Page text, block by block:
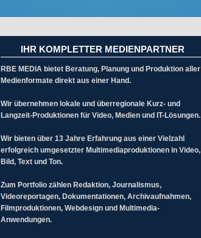
IHR KOMPLETTER MEDIENPARTNER
RBE MEDIA bietet Beratung, Planung und Produktion aller
Medienformate direkt aus einer Hand.
Wir übernehmen lokale und überregionale Kurz- und
Langzeit-Produktionen für Video, Medien und IT-Lösungen.
Wir bieten über 13 Jahre Erfahrung aus einer Vielzahl
erfolgreich umgesetzter Multimediaproduktionen in Video,
Bild, Text und Ton.
Zum Portfolio zählen Redaktion, Journalismus,
Videoreportagen, Dokumentationen, Archivaufnahmen,
Filmproduktionen, Webdesign und Multimedia-
Anwendungen.